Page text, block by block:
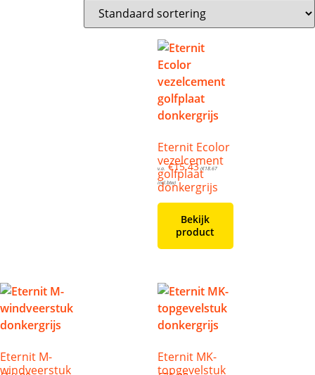
Eternit Ecolor
vezelcement
golfplaat
donkergrijs
v.a. €15.43 (€18.67
incl.btw)
Bekijk
product
Eternit M-
windveerstuk
Eternit MK-
topgevelstuk